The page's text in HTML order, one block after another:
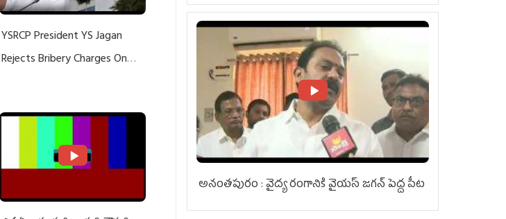
YSRCP President YS Jagan
Rejects Bribery Charges On
అనంతపురం : వైద్య రంగానికి వైయ‌స్ జ‌గ‌న్ పెద్ద పీట